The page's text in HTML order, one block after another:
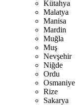
Kütahya
Malatya
Manisa
Mardin
Muğla
Muş
Nevşehir
Niğde
Ordu
Osmaniye
Rize
Sakarya